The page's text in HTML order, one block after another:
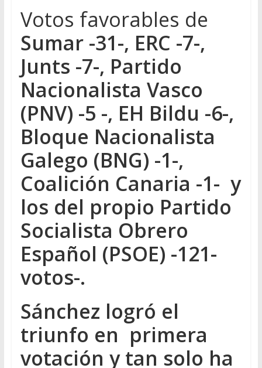
Votos favorables de
Sumar -31-, ERC -7-,
Junts -7-, Partido
Nacionalista Vasco
(PNV) -5 -, EH Bildu -6-,
Bloque Nacionalista
Galego (BNG) -1-,
Coalición Canaria -1- y
los del propio Partido
Socialista Obrero
Español (PSOE) -121-
votos-.
Sánchez logró el
triunfo en primera
votación y tan solo ha